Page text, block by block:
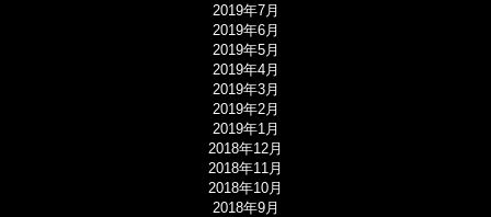
2019年7月
2019年6月
2019年5月
2019年4月
2019年3月
2019年2月
2019年1月
2018年12月
2018年11月
2018年10月
2018年9月